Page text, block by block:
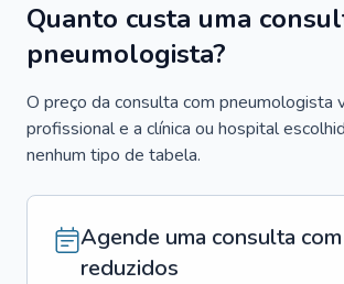
Quanto custa uma
pneumologista?
O preço da consulta com pneumologista
profissional e a clínica ou hospital
nenhum tipo de tabela.
Agende uma consulta
reduzidos